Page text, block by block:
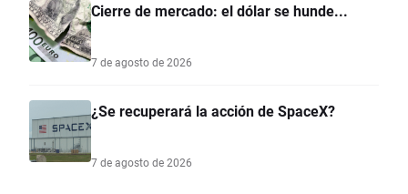
Cierre de mercado: el dólar se hunde...
7 de agosto de 2026
¿Se recuperará la acción de SpaceX?
7 de agosto de 2026